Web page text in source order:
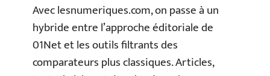
Avec lesnumeriques.com, on passe à un
hybride entre l’approche éditoriale de
01Net et les outils filtrants des
comparateurs plus classiques. Articles,